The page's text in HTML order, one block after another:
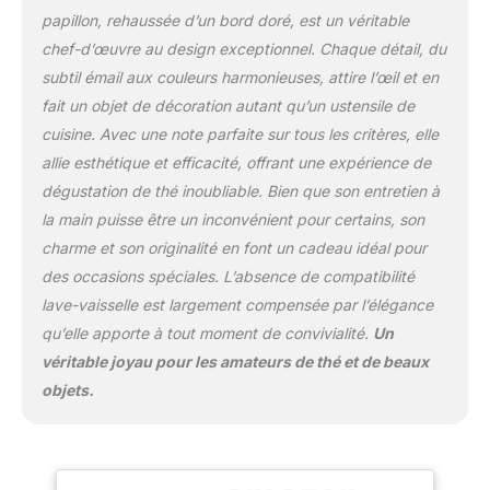
fabriqués à la main et
incrustés, scintillants à la
lumière, réalistes et plus
beaux. Placez notre
émail dans votre
restaurant ou salon de
thé et profitez
tranquillement de votre
Couvercle et passoire
amovibles : la théière en
verre est équipée d'un
infuseur amovible pour
empêcher les feuilles de
pratique pour vous de
papillon, rehaussée d’un bord doré, est un véritable
chef-d’œuvre au design exceptionnel. Chaque détail, du
subtil émail aux couleurs harmonieuses, attire l’œil et en
fait un objet de décoration autant qu’un ustensile de
cuisine. Avec une note parfaite sur tous les critères, elle
allie esthétique et efficacité, offrant une expérience de
dégustation de thé inoubliable. Bien que son entretien à
la main puisse être un inconvénient pour certains, son
charme et son originalité en font un cadeau idéal pour
des occasions spéciales. L’absence de compatibilité
lave-vaisselle est largement compensée par l’élégance
qu’elle apporte à tout moment de convivialité. Un
véritable joyau pour les amateurs de thé et de beaux
objets.